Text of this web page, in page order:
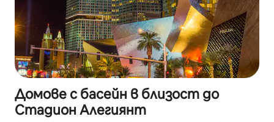
Домове с басейн в близост до
Стадион Алегиянт